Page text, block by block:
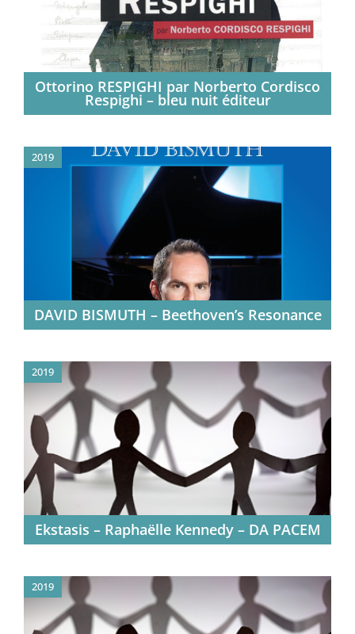
Ottorino RESPIGHI par Norberto Cordisco
Respighi – bleu nuit éditeur
2019
DAVID BISMUTH – Beethoven’s Resonance
2019
Ekstasis – Raphaëlle Kennedy – DA PACEM
2019